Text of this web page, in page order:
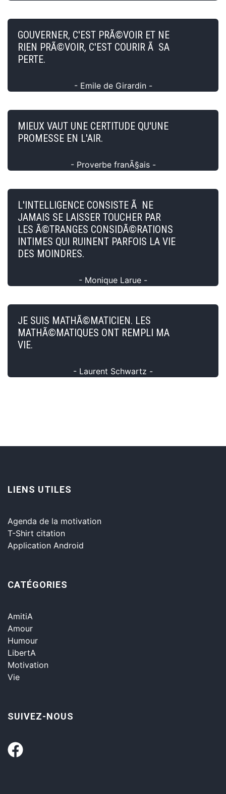
GOUVERNER, C'EST PRÃ©VOIR ET NE
RIEN PRÃ©VOIR, C'EST COURIR Ã SA
PERTE.
- Emile de Girardin -
MIEUX VAUT UNE CERTITUDE QU'UNE
PROMESSE EN L'AIR.
- Proverbe franÃ§ais -
L'INTELLIGENCE CONSISTE Ã NE
JAMAIS SE LAISSER TOUCHER PAR
LES Ã©TRANGES CONSIDÃ©RATIONS
INTIMES QUI RUINENT PARFOIS LA VIE
DES MOINDRES.
- Monique Larue -
JE SUIS MATHÃ©MATICIEN. LES
MATHÃ©MATIQUES ONT REMPLI MA
VIE.
- Laurent Schwartz -
LIENS UTILES
Agenda de la motivation
T-Shirt citation
Application Android
CATÉGORIES
AmitiA
Amour
Humour
LibertA
Motivation
Vie
SUIVEZ-NOUS